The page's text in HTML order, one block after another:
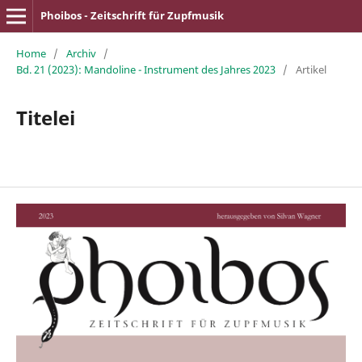
Phoibos - Zeitschrift für Zupfmusik
Home / Archiv /
Bd. 21 (2023): Mandoline - Instrument des Jahres 2023 / Artikel
Titelei